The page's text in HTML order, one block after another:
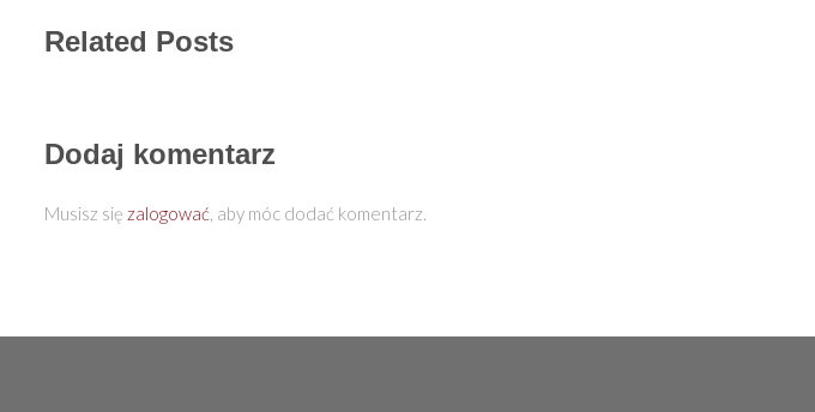
Related Posts
Dodaj komentarz
Musisz się zalogować, aby móc dodać komentarz.